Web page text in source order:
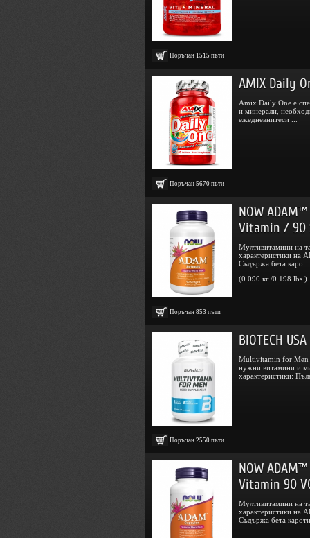
Поръчан 1515 пъти
Поръчан 5670 пъти
AMIX Daily
Amix Daily One е
и минерали,
ежедневнитеси ...
Поръчан 853 пъти
NOW
Vitamin / 90
Мултивитамини на
характеристики на
Съдържа бета каро
(0.090 кг./0.198 lbs.)
Поръчан 2550 пъти
BIOTECH
Multivitamin for Men
нужни витамини и
характеристики:
NOW
Vitamin 90
Мултивитамини на
характеристики на
Съдържа бета